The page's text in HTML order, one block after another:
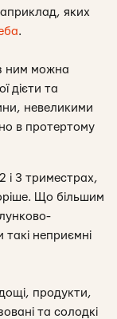
яких
.
ним можна
дієти та
невеликими
в протертому
і 3 триместрах,
Що більшим
неприємні
продукти,
та солодкі